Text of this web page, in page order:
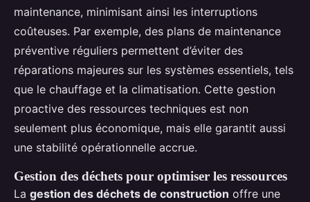
maintenance, minimisant ainsi les interruptions
coûteuses. Par exemple, des plans de maintenance
préventive réguliers permettent d’éviter des
réparations majeures sur les systèmes essentiels, tels
que le chauffage et la climatisation. Cette gestion
proactive des ressources techniques est non
seulement plus économique, mais elle garantit aussi
une stabilité opérationnelle accrue.
Gestion des déchets pour optimiser les ressources
La gestion des déchets de construction offre une